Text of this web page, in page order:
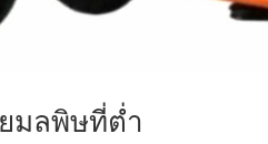
มลพิษที่ต่ำ